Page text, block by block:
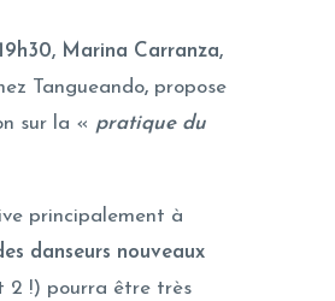
Marina Carranza,
Tangueando, propose
sur la « pratique du
principalement à
danseurs nouveaux
2 !) pourra être très